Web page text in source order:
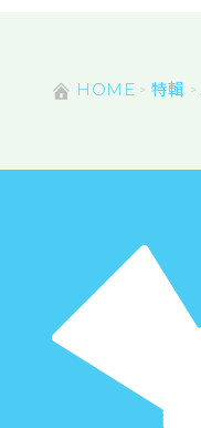
HOME 特輯